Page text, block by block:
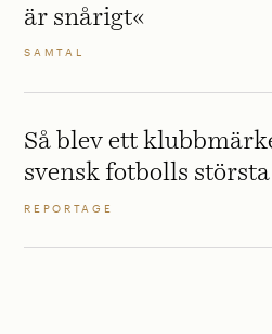
är snårigt«
SAMTAL
Så blev ett
svensk fotbolls
REPORTAGE